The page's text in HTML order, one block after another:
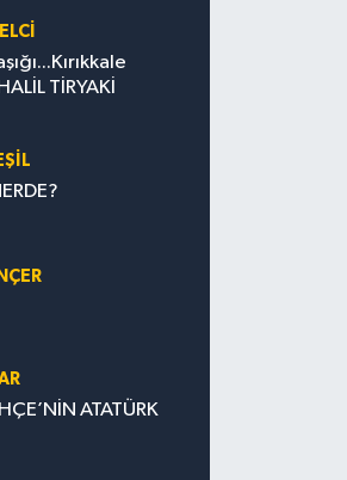
TİRYAKİ
ATATÜRK